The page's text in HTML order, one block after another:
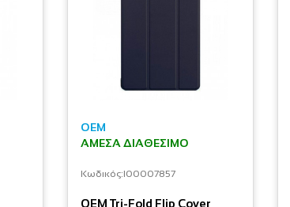
OEM
ΆΜΕΣΑ ΔΙΑΘΈΣΙΜΟ
Κωδικός:I00007857
OEM Tri-Fold Flip Cover